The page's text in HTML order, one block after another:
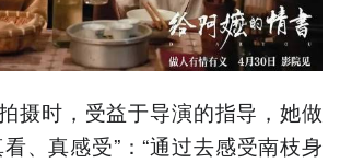
摄时，受益于导演的指导，她做
、真感受”：“通过去感受南枝身